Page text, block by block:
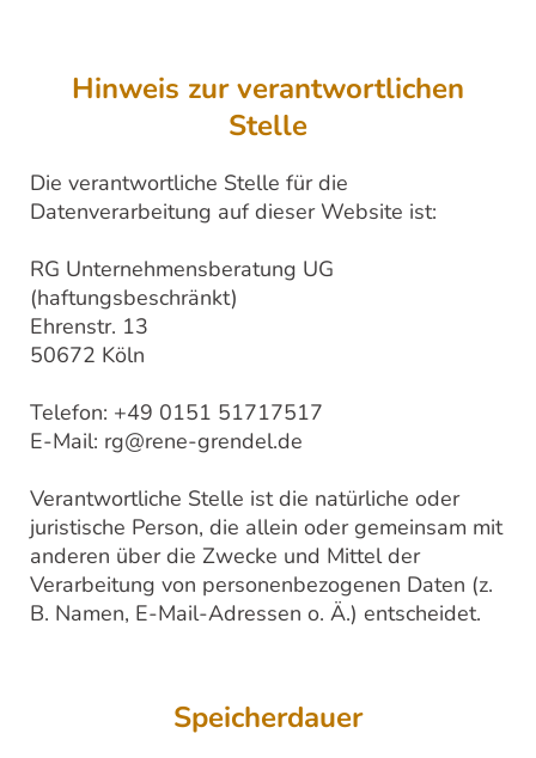
Hinweis zur verantwortlichen
Stelle
Die verantwortliche Stelle für die
Datenverarbeitung auf dieser Website ist:
RG Unternehmensberatung UG
(haftungsbeschränkt)
Ehrenstr. 13
50672 Köln
Telefon: +49 0151 51717517
E-Mail: rg@rene-grendel.de
Verantwortliche Stelle ist die natürliche oder
juristische Person, die allein oder gemeinsam mit
anderen über die Zwecke und Mittel der
Verarbeitung von personenbezogenen Daten (z.
B. Namen, E-Mail-Adressen o. Ä.) entscheidet.
Speicherdauer